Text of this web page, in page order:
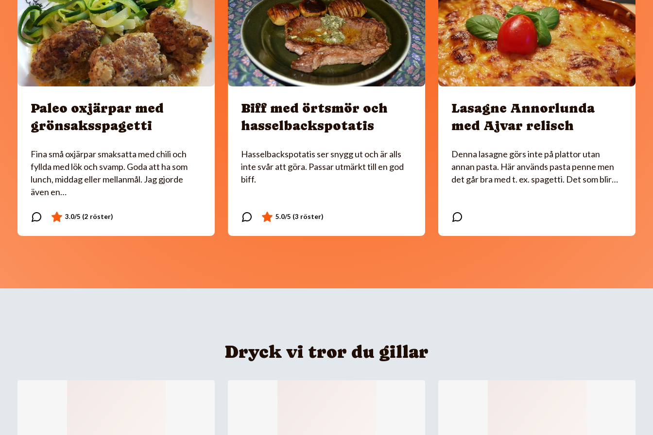
Paleo oxjärpar med
grönsaksspagetti
Fina små oxjärpar smaksatta med chili och
fyllda med lök och svamp. Goda att ha som
lunch, middag eller mellanmål. Jag gjorde
även en…
Biff med örtsmör och
hasselbackspotatis
Hasselbackspotatis ser snygg ut och är alls
inte svår att göra. Passar utmärkt till en god
biff.
Lasagne Annorlunda
med Ajvar relisch
Denna lasagne görs inte på plattor utan
annan pasta. Här används pasta penne men
det går bra med t. ex. spagetti. Det som blir…
Dryck vi tror du gillar